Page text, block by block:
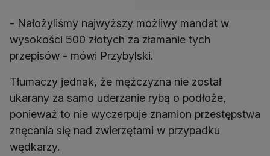
- Nałożyliśmy najwyższy możliwy mandat w
wysokości 500 złotych za złamanie tych
przepisów - mówi Przybylski.
Tłumaczy jednak, że mężczyzna nie został
ukarany za samo uderzanie rybą o podłoże,
ponieważ to nie wyczerpuje znamion przestępstwa
znęcania się nad zwierzętami w przypadku
wędkarzy.